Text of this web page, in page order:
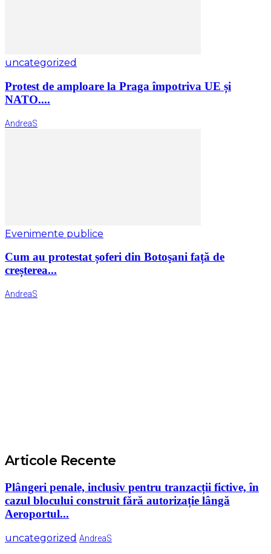
uncategorized
Protest de amploare la Praga împotriva UE și
NATO....
AndreaS
Evenimente publice
Cum au protestat șoferi din Botoşani față de
creșterea...
AndreaS
Articole Recente
Plângeri penale, inclusiv pentru tranzacții fictive, în
cazul blocului construit fără autorizație lângă
Aeroportul...
uncategorized AndreaS